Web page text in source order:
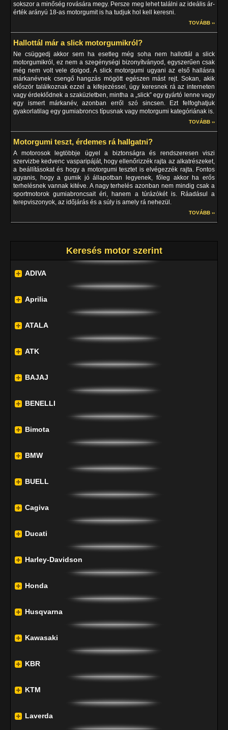
sokszor a minőség rovására megy. Persze meg lehet találni az ideális ár-
érték arányú 18-as motorgumit is ha tudjuk hol kell keresni.
TOVÁBB ››
Hallottál már a slick motorgumikról?
Ne csüggedj akkor sem ha esetleg még soha nem hallottál a slick
motorgumikról, ez nem a szegénységi bizonyítványod, egyszerűen csak
még nem volt vele dolgod. A slick motorgumi ugyani az első hallásra
márkanévnek csengő hangzás mögött egészen mást rejt. Sokan, akik
először találkoznak ezzel a kifejezéssel, úgy keresnek rá az interneten
vagy érdeklődnek a szaküzletben, mintha a „slick” egy gyártó lenne vagy
egy ismert márkanév, azonban erről szó sincsen. Ezt felfoghatjuk
gyakorlatilag egy gumiabroncs típusnak vagy motorgumi kategóriának is.
TOVÁBB ››
Motorgumi teszt, érdemes rá hallgatni?
A motorosok legtöbbje ügyel a biztonságra és rendszeresen viszi
szervizbe kedvenc vasparipáját, hogy ellenőrizzék rajta az alkatrészeket,
a beállításokat és hogy a motorgumi tesztet is elvégezzék rajta. Fontos
ugyanis, hogy a gumik jó állapotban legyenek, főleg akkor ha erős
terhelésnek vannak kitéve. A nagy terhelés azonban nem mindig csak a
sportmotorok gumiabroncsait éri, hanem a túrázókét is. Ráadásul a
terepviszonyok, az időjárás és a súly is amely rá nehezül.
TOVÁBB ››
Keresés motor szerint
ADIVA
Aprilia
ATALA
ATK
BAJAJ
BENELLI
Bimota
BMW
BUELL
Cagiva
Ducati
Harley-Davidson
Honda
Husqvarna
Kawasaki
KBR
KTM
Laverda